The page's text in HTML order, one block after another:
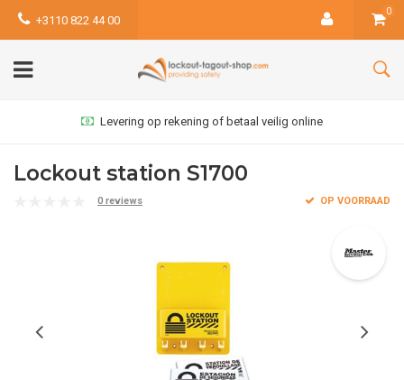
+3110 822 44 00
0
Levering op rekening of betaal veilig online
Lockout station S1700
0 reviews OP VOORRAAD